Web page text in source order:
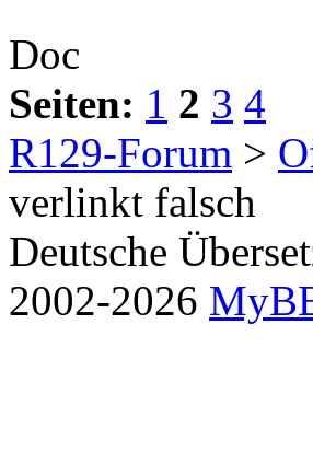
Doc
Seiten: 1 2 3 4
R129-Forum >
verlinkt falsch
Deutsche
2002-2026